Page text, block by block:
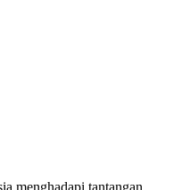
menghadapi tantangan